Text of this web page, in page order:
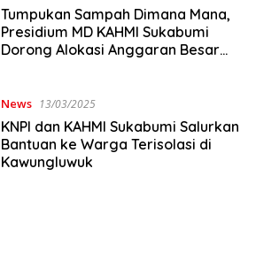
Tumpukan Sampah Dimana Mana,
Presidium MD KAHMI Sukabumi
Dorong Alokasi Anggaran Besar
News 13/03/2025
KNPI dan KAHMI Sukabumi Salurkan
Bantuan ke Warga Terisolasi di
Kawungluwuk